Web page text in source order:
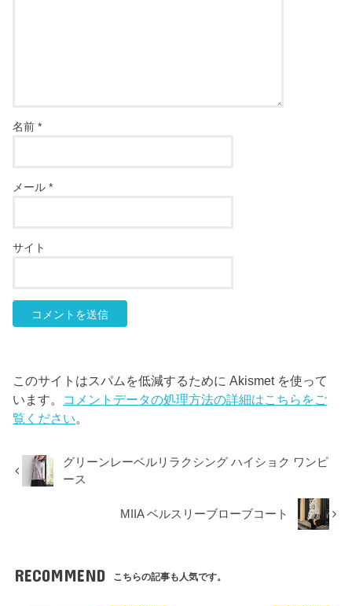
名前*
メール*
サイト
このサイトはスパムを低減するために Akismet を使って
います。 コメントデータの処理方法の詳細はこちらをご
覧ください
グリーンレーベルリラクシング ハイショク ワンピ
ース
MIIA ベルスリーブローブコート
RECOMMEND こちらの記事も人気です。